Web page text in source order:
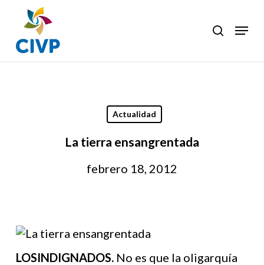
main
content
search
Menu
Actualidad
La tierra ensangrentada
febrero 18, 2012
LOSINDIGNADOS. No es que la oligarquía
Close